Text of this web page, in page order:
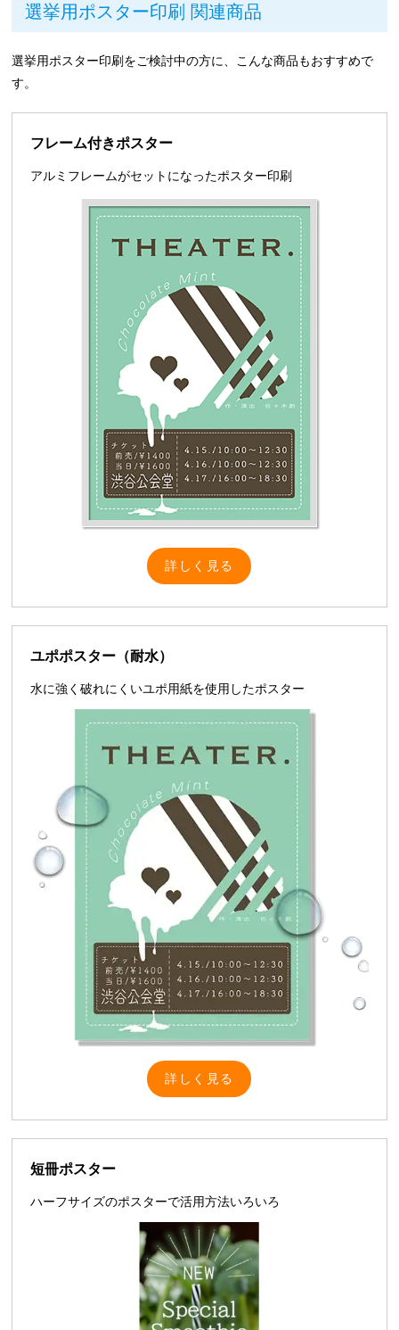
選挙用ポスター印刷 関連商品
選挙用ポスター印刷をご検討中の方に、こんな商品もおすすめで
す。
フレーム付きポスター
アルミフレームがセットになったポスター印刷
詳しく見る
ユポポスター（耐水）
水に強く破れにくいユポ用紙を使用したポスター
詳しく見る
短冊ポスター
ハーフサイズのポスターで活用方法いろいろ